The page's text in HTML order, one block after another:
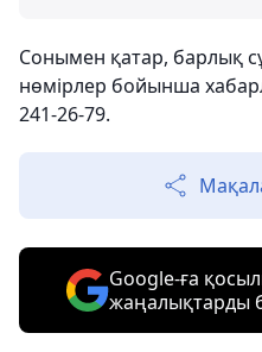
Сонымен қатар, барлық
нөмірлер бойынша
241-26-79.
Google-ға
жаңалықтарды